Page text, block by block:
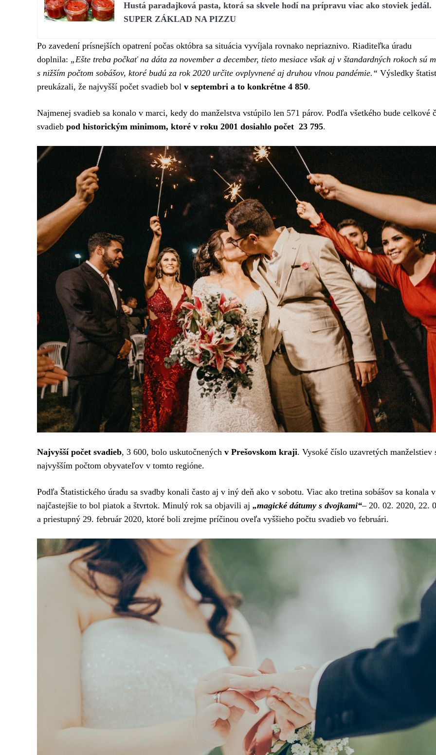
Hustá paradajková pasta, ktorá sa skvele hodí na prípravu viac ako stoviek jedál.
SUPER ZÁKLAD NA PIZZU
Po zavedení prísnejších opatrení počas októbra sa situácia vyvíjala rovnako nepriaznivo. Riaditeľka úradu
doplnila: „Ešte treba počkať na dáta za november a december, tieto mesiace však aj v štandardných rokoch sú
s nižším počtom sobášov, ktoré budú za rok 2020 určite ovplyvnené aj druhou vlnou pandémie.“ Výsledky
preukázali, že najvyšší počet svadieb bol v septembri a to konkrétne 4 850.
Najmenej svadieb sa konalo v marci, kedy do manželstva vstúpilo len 571 párov. Podľa všetkého bude celkové
svadieb pod historickým minimom, ktoré v roku 2001 dosiahlo počet 23 795.
Najvyšší počet svadieb, 3 600, bolo uskutočnených v Prešovskom kraji. Vysoké číslo uzavretých manželstiev
najvyšším počtom obyvateľov v tomto regióne.
Podľa Štatistického úradu sa svadby konali často aj v iný deň ako v sobotu. Viac ako tretina sobášov sa konala
najčastejšie to bol piatok a štvrtok. Minulý rok sa objavili aj „magické dátumy s dvojkami“– 20. 02. 2020, 22.
a priestupný 29. február 2020, ktoré boli zrejme príčinou oveľa vyššieho počtu svadieb vo februári.